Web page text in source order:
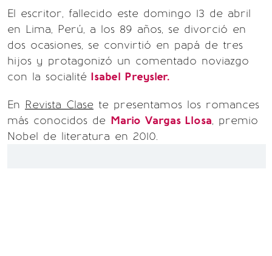
El escritor, fallecido este domingo 13 de abril
en Lima, Perú, a los 89 años, se divorció en
dos ocasiones, se convirtió en papá de tres
hijos y protagonizó un comentado noviazgo
con la socialité Isabel Preysler.
En Revista Clase te presentamos los romances
más conocidos de Mario Vargas Llosa, premio
Nobel de literatura en 2010.